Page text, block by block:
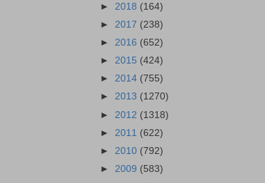
► 2018 (164)
► 2017 (238)
► 2016 (652)
► 2015 (424)
► 2014 (755)
► 2013 (1270)
► 2012 (1318)
► 2011 (622)
► 2010 (792)
► 2009 (583)